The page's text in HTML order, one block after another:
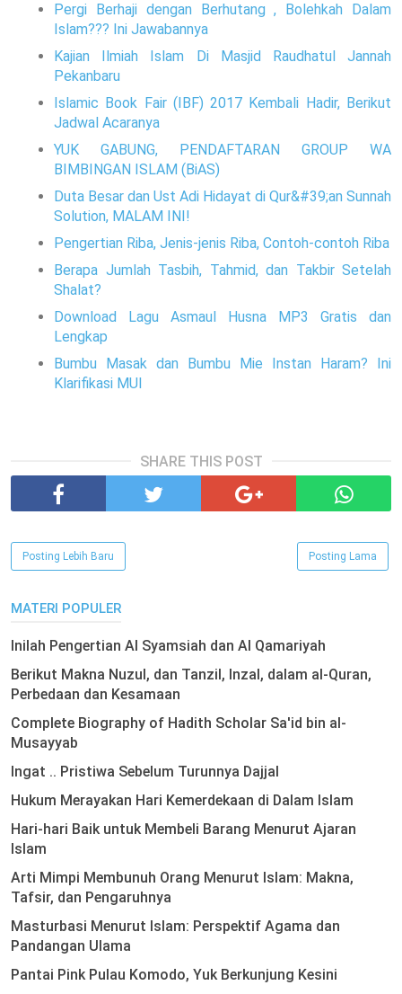
Pergi Berhaji dengan Berhutang , Bolehkah Dalam
Islam??? Ini Jawabannya
Kajian Ilmiah Islam Di Masjid Raudhatul Jannah
Pekanbaru
Islamic Book Fair (IBF) 2017 Kembali Hadir, Berikut
Jadwal Acaranya
YUK GABUNG, PENDAFTARAN GROUP WA
BIMBINGAN ISLAM (BiAS)
Duta Besar dan Ust Adi Hidayat di Qur&#39;an Sunnah
Solution, MALAM INI!
Pengertian Riba, Jenis-jenis Riba, Contoh-contoh Riba
Berapa Jumlah Tasbih, Tahmid, dan Takbir Setelah
Shalat?
Download Lagu Asmaul Husna MP3 Gratis dan
Lengkap
Bumbu Masak dan Bumbu Mie Instan Haram? Ini
Klarifikasi MUI
SHARE THIS POST
Posting Lebih Baru Posting Lama
MATERI POPULER
Inilah Pengertian Al Syamsiah dan Al Qamariyah
Berikut Makna Nuzul, dan Tanzil, Inzal, dalam al-Quran,
Perbedaan dan Kesamaan
Complete Biography of Hadith Scholar Sa'id bin al-
Musayyab
Ingat .. Pristiwa Sebelum Turunnya Dajjal
Hukum Merayakan Hari Kemerdekaan di Dalam Islam
Hari-hari Baik untuk Membeli Barang Menurut Ajaran
Islam
Arti Mimpi Membunuh Orang Menurut Islam: Makna,
Tafsir, dan Pengaruhnya
Masturbasi Menurut Islam: Perspektif Agama dan
Pandangan Ulama
Pantai Pink Pulau Komodo, Yuk Berkunjung Kesini